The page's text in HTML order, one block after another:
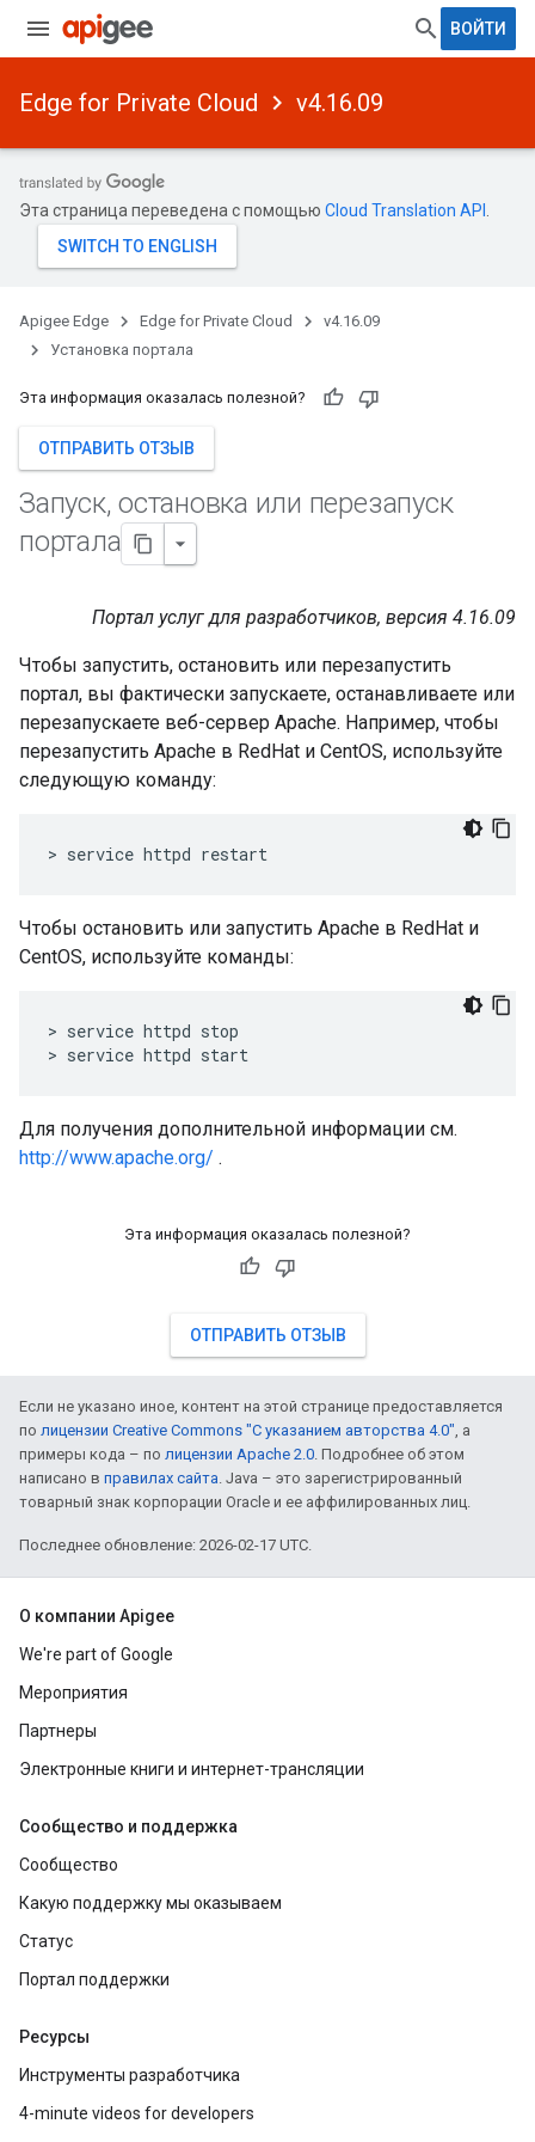
ВОЙТИ
Edge for Private Cloud v4.16.09
Эта страница переведена с помощью Cloud Translation API
Apigee Edge Edge for Private Cloud
v4.16.09
Установка портала
Эта информация оказалась полезной?
ОТПРАВИТЬ ОТЗЫВ
Запуск, остановка или перезапуск
портала
Портал услуг для разработчиков, версия 4.16.09
Чтобы запустить, остановить или перезапустить
портал, вы фактически запускаете, останавливаете или
перезапускаете веб-сервер Apache. Например, чтобы
перезапустить Apache в RedHat и CentOS, используйте
следующую команду:
> service httpd restart
Чтобы остановить или запустить Apache в RedHat и
CentOS, используйте команды:
> service httpd stop
> service httpd start
Для получения дополнительной информации см.
http://www.apache.org/ .
Эта информация оказалась полезной?
ОТПРАВИТЬ ОТЗЫВ
Если не указано иное, контент на этой странице предоставляется
по лицензии Creative Commons "С указанием авторства 4.0", а
примеры кода – по лицензии Apache 2.0. Подробнее об этом
написано в правилах сайта. Java – это зарегистрированный
товарный знак корпорации Oracle и ее аффилированных лиц.
Последнее обновление: 2026-02-17 UTC.
О компании Apigee
We're part of Google
Мероприятия
Партнеры
Электронные книги и интернет-трансляции
Сообщество и поддержка
Сообщество
Какую поддержку мы оказываем
Статус
Портал поддержки
Ресурсы
Инструменты разработчика
4-minute videos for developers